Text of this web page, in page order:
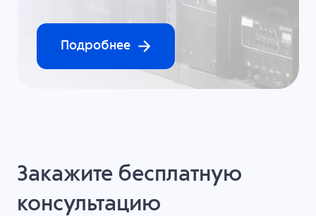
Подробнее
Закажите бесплатную
консультацию